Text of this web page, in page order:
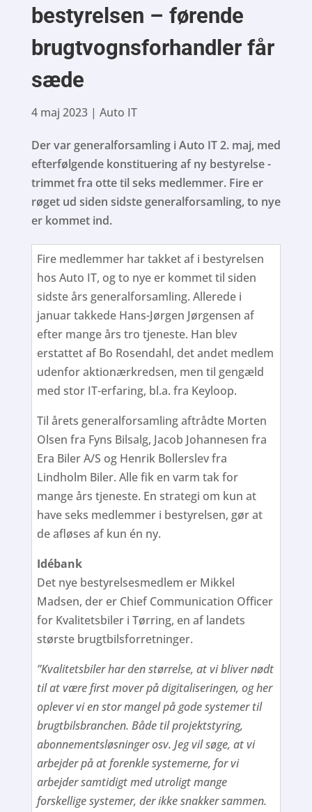
bestyrelsen – førende
brugtvognsforhandler får
sæde
4 maj 2023| Auto IT
Der var generalforsamling i Auto IT 2. maj, med
efterfølgende konstituering af ny bestyrelse -
trimmet fra otte til seks medlemmer. Fire er
røget ud siden sidste generalforsamling, to nye
er kommet ind.
Fire medlemmer har takket af i bestyrelsen
hos Auto IT, og to nye er kommet til siden
sidste års generalforsamling. Allerede i
januar takkede Hans-Jørgen Jørgensen af
efter mange års tro tjeneste. Han blev
erstattet af Bo Rosendahl, det andet medlem
udenfor aktionærkredsen, men til gengæld
med stor IT-erfaring, bl.a. fra Keyloop.
Til årets generalforsamling aftrådte Morten
Olsen fra Fyns Bilsalg, Jacob Johannesen fra
Era Biler A/S og Henrik Bollerslev fra
Lindholm Biler. Alle fik en varm tak for
mange års tjeneste. En strategi om kun at
have seks medlemmer i bestyrelsen, gør at
de afløses af kun én ny.
Idébank
Det nye bestyrelsesmedlem er Mikkel
Madsen, der er Chief Communication Officer
for Kvalitetsbiler i Tørring, en af landets
største brugtbilsforretninger.
”Kvalitetsbiler har den størrelse, at vi bliver nødt
til at være first mover på digitaliseringen, og her
oplever vi en stor mangel på gode systemer til
brugtbilsbranchen. Både til projektstyring,
abonnementsløsninger osv. Jeg vil søge, at vi
arbejder på at forenkle systemerne, for vi
arbejder samtidigt med utroligt mange
forskellige systemer, der ikke snakker sammen.